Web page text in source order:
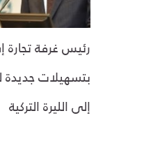
رئيس غرفة
بتسهيلات جديدة
إلى الليرة التركية